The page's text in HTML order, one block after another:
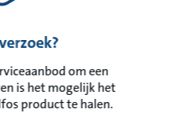
om een
is het mogelijk het
product te halen.